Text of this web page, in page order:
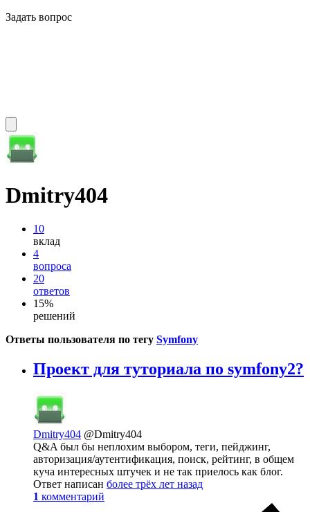
Задать вопрос
Dmitry404
10
вклад
4
вопроса
20
ответов
15%
решений
Ответы пользователя по тегу Symfony
Проект для туториала по symfony2?
Dmitry404 @Dmitry404
Q&A был бы неплохим выбором, теги, пейджинг,
авторизация/аутентификация, поиск, рейтинг, в общем
куча интересных штучек и не так приелось как блог.
Ответ написан более трёх лет назад
1 комментарий